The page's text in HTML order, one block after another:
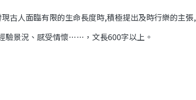
古人面臨有限的生命長度時,積極提出及時行樂的主張,
驗景況、感受情懷……，文長600字以上。